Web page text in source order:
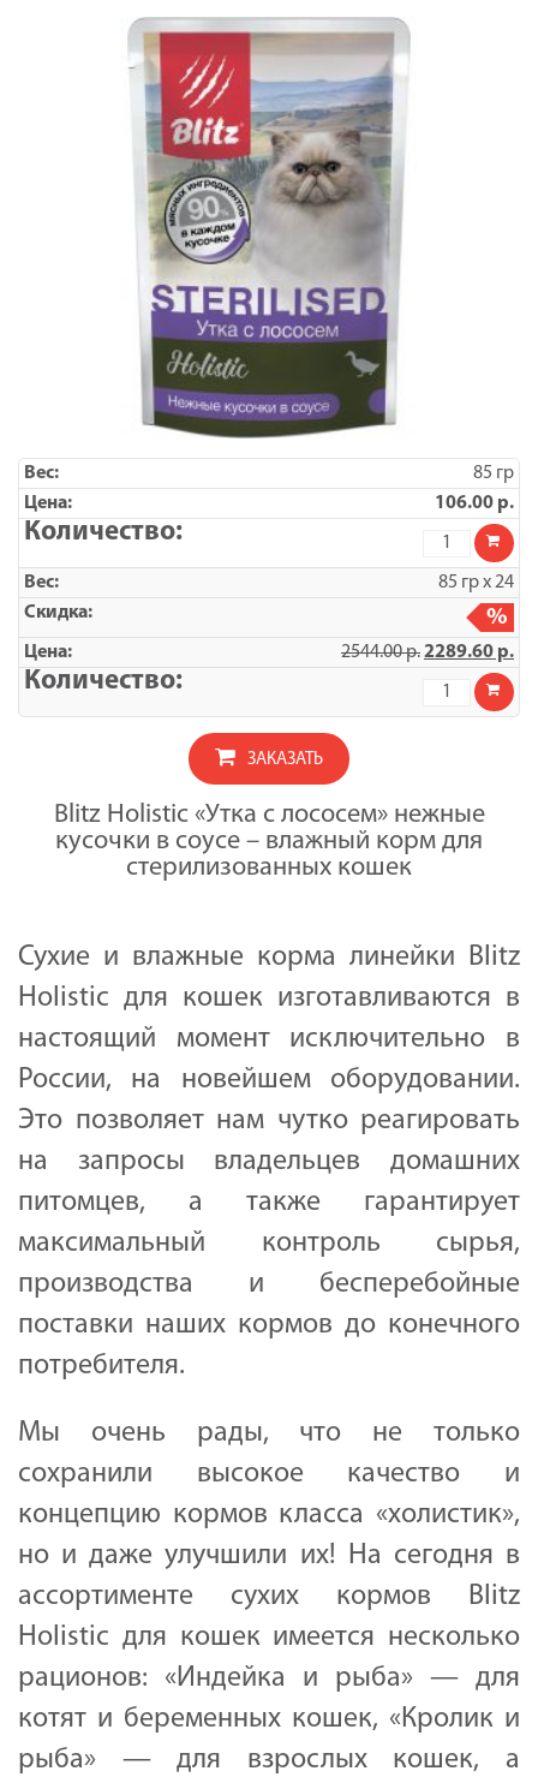
85 гр
106.00 р.
Количество
товара
BLITZ
STERILISED
УТКА
С
ЛОСОСЕМ,
кусочки
д/
И
85 гр x 24
%
2544.00р.2289.60 р.
Количество
товара
С
ЛОСОСЕМ,
полнорац.
/
85гр/
x
24
ЗАКАЗАТЬ
Blitz Holistic «Утка с лососем» нежные
кусочки в соусе – влажный корм для
стерилизованных кошек
Сухие и влажные корма линейки Blitz
Holistic для кошек изготавливаются в
настоящий момент исключительно в
России, на новейшем оборудовании.
Это позволяет нам чутко реагировать
на запросы владельцев домашних
питомцев, а также гарантирует
максимальный контроль сырья,
производства и бесперебойные
поставки наших кормов до конечного
потребителя.
Мы очень рады, что не только
сохранили высокое качество и
концепцию кормов класса «холистик»,
но и даже улучшили их! На сегодня в
ассортименте сухих кормов Blitz
Holistic для кошек имеется несколько
рационов: «Индейка и рыба» — для
котят и беременных кошек, «Кролик и
рыба» — для взрослых кошек, а